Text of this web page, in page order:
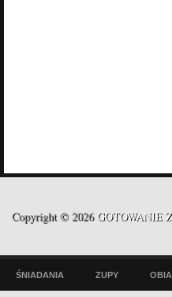
Copyright © 2026 GOTOWANIE
ŚNIADANIA ZUPY